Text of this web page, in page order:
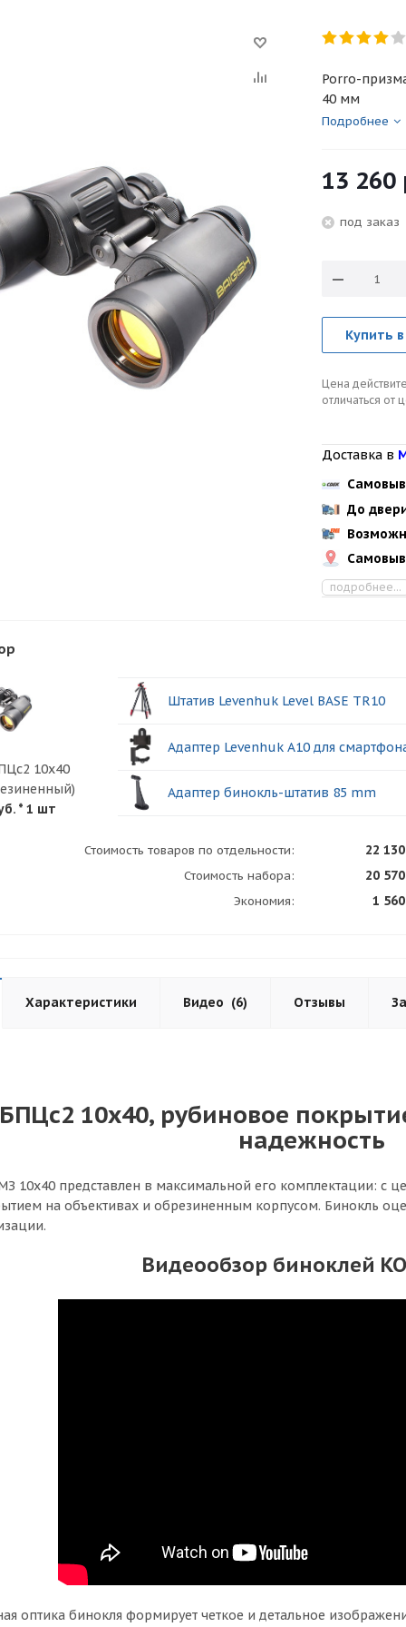
Porro-
40 мм
Подробнее
13 260
под
Купить
Цена
отличаться от
Доставка в
До
подробнее...
10х40
* 1 шт
Штатив Levenhuk Level BASE TR10
Адаптер Levenhuk A10 для
Адаптер бинокль-штатив 85 mm
Стоимость товаров по отдельности: 22
Стоимость набора: 20
Экономия: 1
Характеристики Видео (6) Отзывы
10х40, рубиновое
надежность
10x40 представлен в максимальной его комплектации: с
на объективах и обрезиненным корпусом. Бинокль
Видеообзор биноклей
оптика бинокля формирует четкое и детальное